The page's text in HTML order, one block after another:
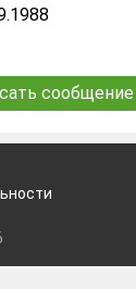
сообщение